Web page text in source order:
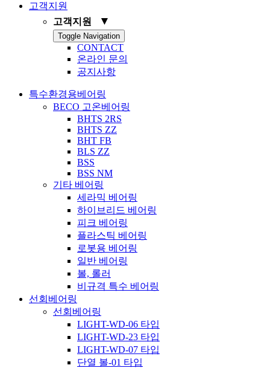
고객지원
고객지원
▼
Toggle Navigation
CONTACT
온라인 문의
공지사항
특수환경용베어링
BECO 고온베어링
BHTS 2RS
BHTS ZZ
BHT FB
BLS ZZ
BSS
BSS NM
기타 베어링
세라믹 베어링
하이브리드 베어링
피크 베어링
플라스틱 베어링
로봇용 베어링
일반 베어링
볼, 롤러
비규격 특수 베어링
선회베어링
선회베어링
LIGHT-WD-06 타입
LIGHT-WD-23 타입
LIGHT-WD-07 타입
단열 볼-01 타입